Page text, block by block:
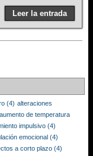
Leer la entrada
(4) alteraciones
aumento de temperatura
impulsivo (4)
emocional (4)
a corto plazo (4)